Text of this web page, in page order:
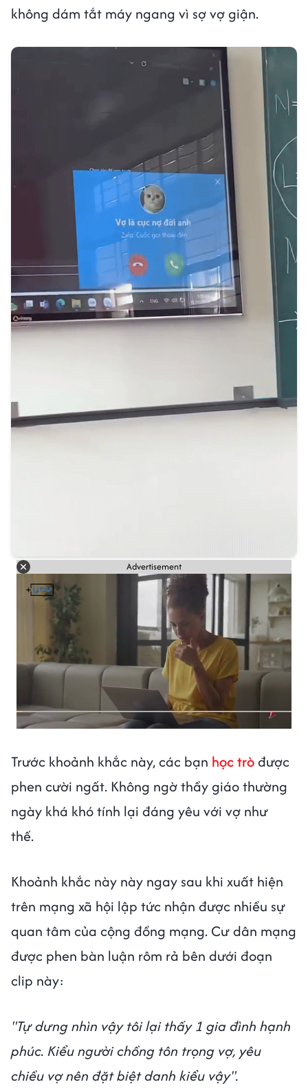
không dám tắt máy ngang vì sợ vợ giận.
Advertisement
Trước khoảnh khắc này, các bạn học tròđược
phen cười ngất. Không ngờ thầy giáo thường
ngày khá khó tính lại đáng yêu với vợ như
thế.
Khoảnh khắc này này ngay sau khi xuất hiện
trên mạng xã hội lập tức nhận được nhiều sự
quan tâm của cộng đồng mạng. Cư dân mạng
được phen bàn luận rôm rả bên dưới đoạn
clip này:
"Tự dưng nhìn vậy tôi lại thấy 1 gia đình hạnh
phúc. Kiểu người chồng tôn trọng vợ, yêu
chiều vợ nên đặt biệt danh kiểu vậy".